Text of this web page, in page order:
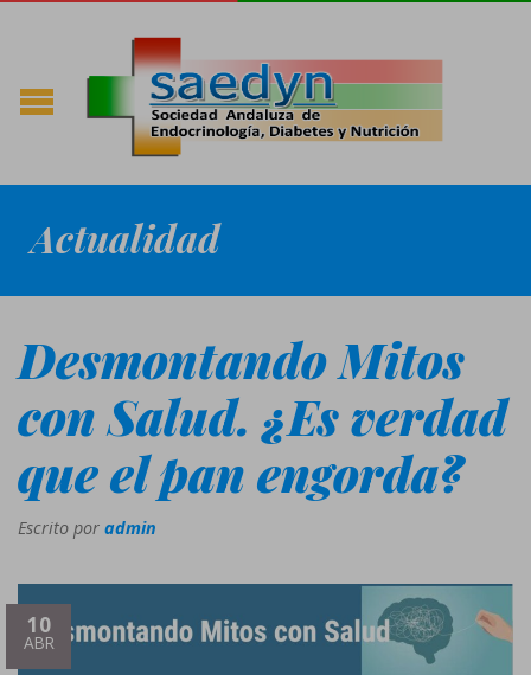
Actualidad
Desmontando Mitos
con Salud. ¿Es verdad
que el pan engorda?
Escrito por admin
10
ABR